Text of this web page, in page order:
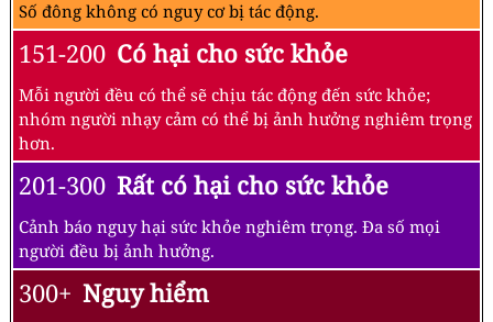
Số đông không có nguy cơ bị tác động.
151-200 Có hại cho sức khỏe
Mỗi người đều có thể sẽ chịu tác động đến sức khỏe;
nhóm người nhạy cảm có thể bị ảnh hưởng nghiêm trọng
hơn.
201-300 Rất có hại cho sức khỏe
Cảnh báo nguy hại sức khỏe nghiêm trọng. Đa số mọi
người đều bị ảnh hưởng.
300+ Nguy hiểm